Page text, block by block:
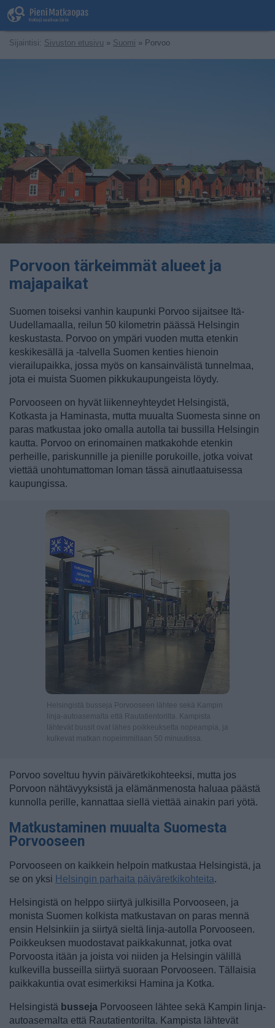
Sijaintisi: Sivuston etusivu » Suomi » Porvoo
Porvoon tärkeimmät alueet ja
majapaikat
Suomen toiseksi vanhin kaupunki Porvoo sijaitsee Itä-
Uudellamaalla, reilun 50 kilometrin päässä Helsingin
keskustasta. Porvoo on ympäri vuoden mutta etenkin
keskikesällä ja -talvella Suomen kenties hienoin
vierailupaikka, jossa myös on kansainvälistä tunnelmaa,
jota ei muista Suomen pikkukaupungeista löydy.
Porvooseen on hyvät liikenneyhteydet Helsingistä,
Kotkasta ja Haminasta, mutta muualta Suomesta sinne on
paras matkustaa joko omalla autolla tai bussilla Helsingin
kautta. Porvoo on erinomainen matkakohde etenkin
perheille, pariskunnille ja pienille porukoille, jotka voivat
viettää unohtumattoman loman tässä ainutlaatuisessa
kaupungissa.
Helsingistä busseja Porvooseen lähtee sekä Kampin
linja-autoasemalta että Rautatientorilta. Kampista
lähtevät bussit ovat lähes poikkeuksetta nopeampia, ja
kulkevat matkan nopeimmillaan 50 minuutissa.
Porvoo soveltuu hyvin päiväretkikohteeksi, mutta jos
Porvoon nähtävyyksistä ja elämänmenosta haluaa päästä
kunnolla perille, kannattaa siellä viettää ainakin pari yötä.
Matkustaminen muualta Suomesta
Porvooseen
Porvooseen on kaikkein helpoin matkustaa Helsingistä, ja
se on yksi Helsingin parhaita päiväretkikohteita.
Helsingistä on helppo siirtyä julkisilla Porvooseen, ja
monista Suomen kolkista matkustavan on paras mennä
ensin Helsinkiin ja siirtyä sieltä linja-autolla Porvooseen.
Poikkeuksen muodostavat paikkakunnat, jotka ovat
Porvoosta itään ja joista voi niiden ja Helsingin välillä
kulkevilla busseilla siirtyä suoraan Porvooseen. Tällaisia
paikkakuntia ovat esimerkiksi Hamina ja Kotka.
Helsingistä busseja Porvooseen lähtee sekä Kampin linja-
autoasemalta että Rautatientorilta. Kampista lähtevät